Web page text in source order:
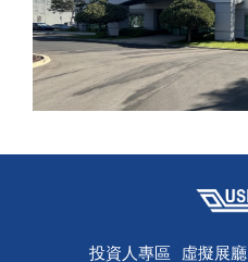
投資人專區 虛擬展廳